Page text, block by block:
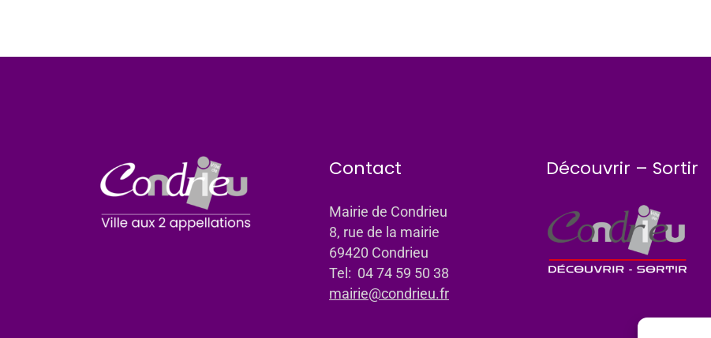
Contact
Mairie de Condrieu
8, rue de la mairie
69420 Condrieu
Tel: 04 74 59 50 38
mairie@condrieu.fr
Découvrir – Sortir